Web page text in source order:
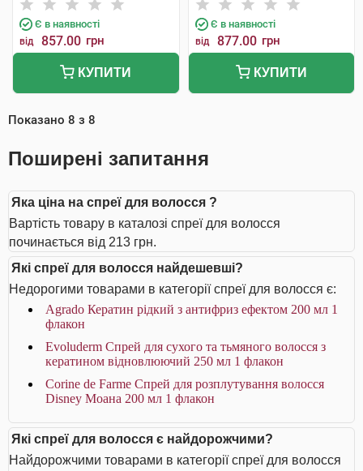
Є в наявності
від 857.00 грн
КУПИТИ
Є в наявності
від 877.00 грн
КУПИТИ
Показано 8 з 8
Поширені запитання
Яка ціна на спреї для волосся ?
Вартість товару в каталозі спреї для волосся
починається від 213 грн.
Які спреї для волосся найдешевші?
Недорогими товарами в категорії спреї для волосся є:
Agrado Кератин рідкий з антифриз ефектом 200 мл 1
флакон
Evoluderm Спрей для сухого та тьмяного волосся з
кератином відновлюючий 250 мл 1 флакон
Corine de Farme Спрей для розплутування волосся
Disney Моана 200 мл 1 флакон
Які спреї для волосся є найдорожчими?
Найдорожчими товарами в категорії спреї для волосся